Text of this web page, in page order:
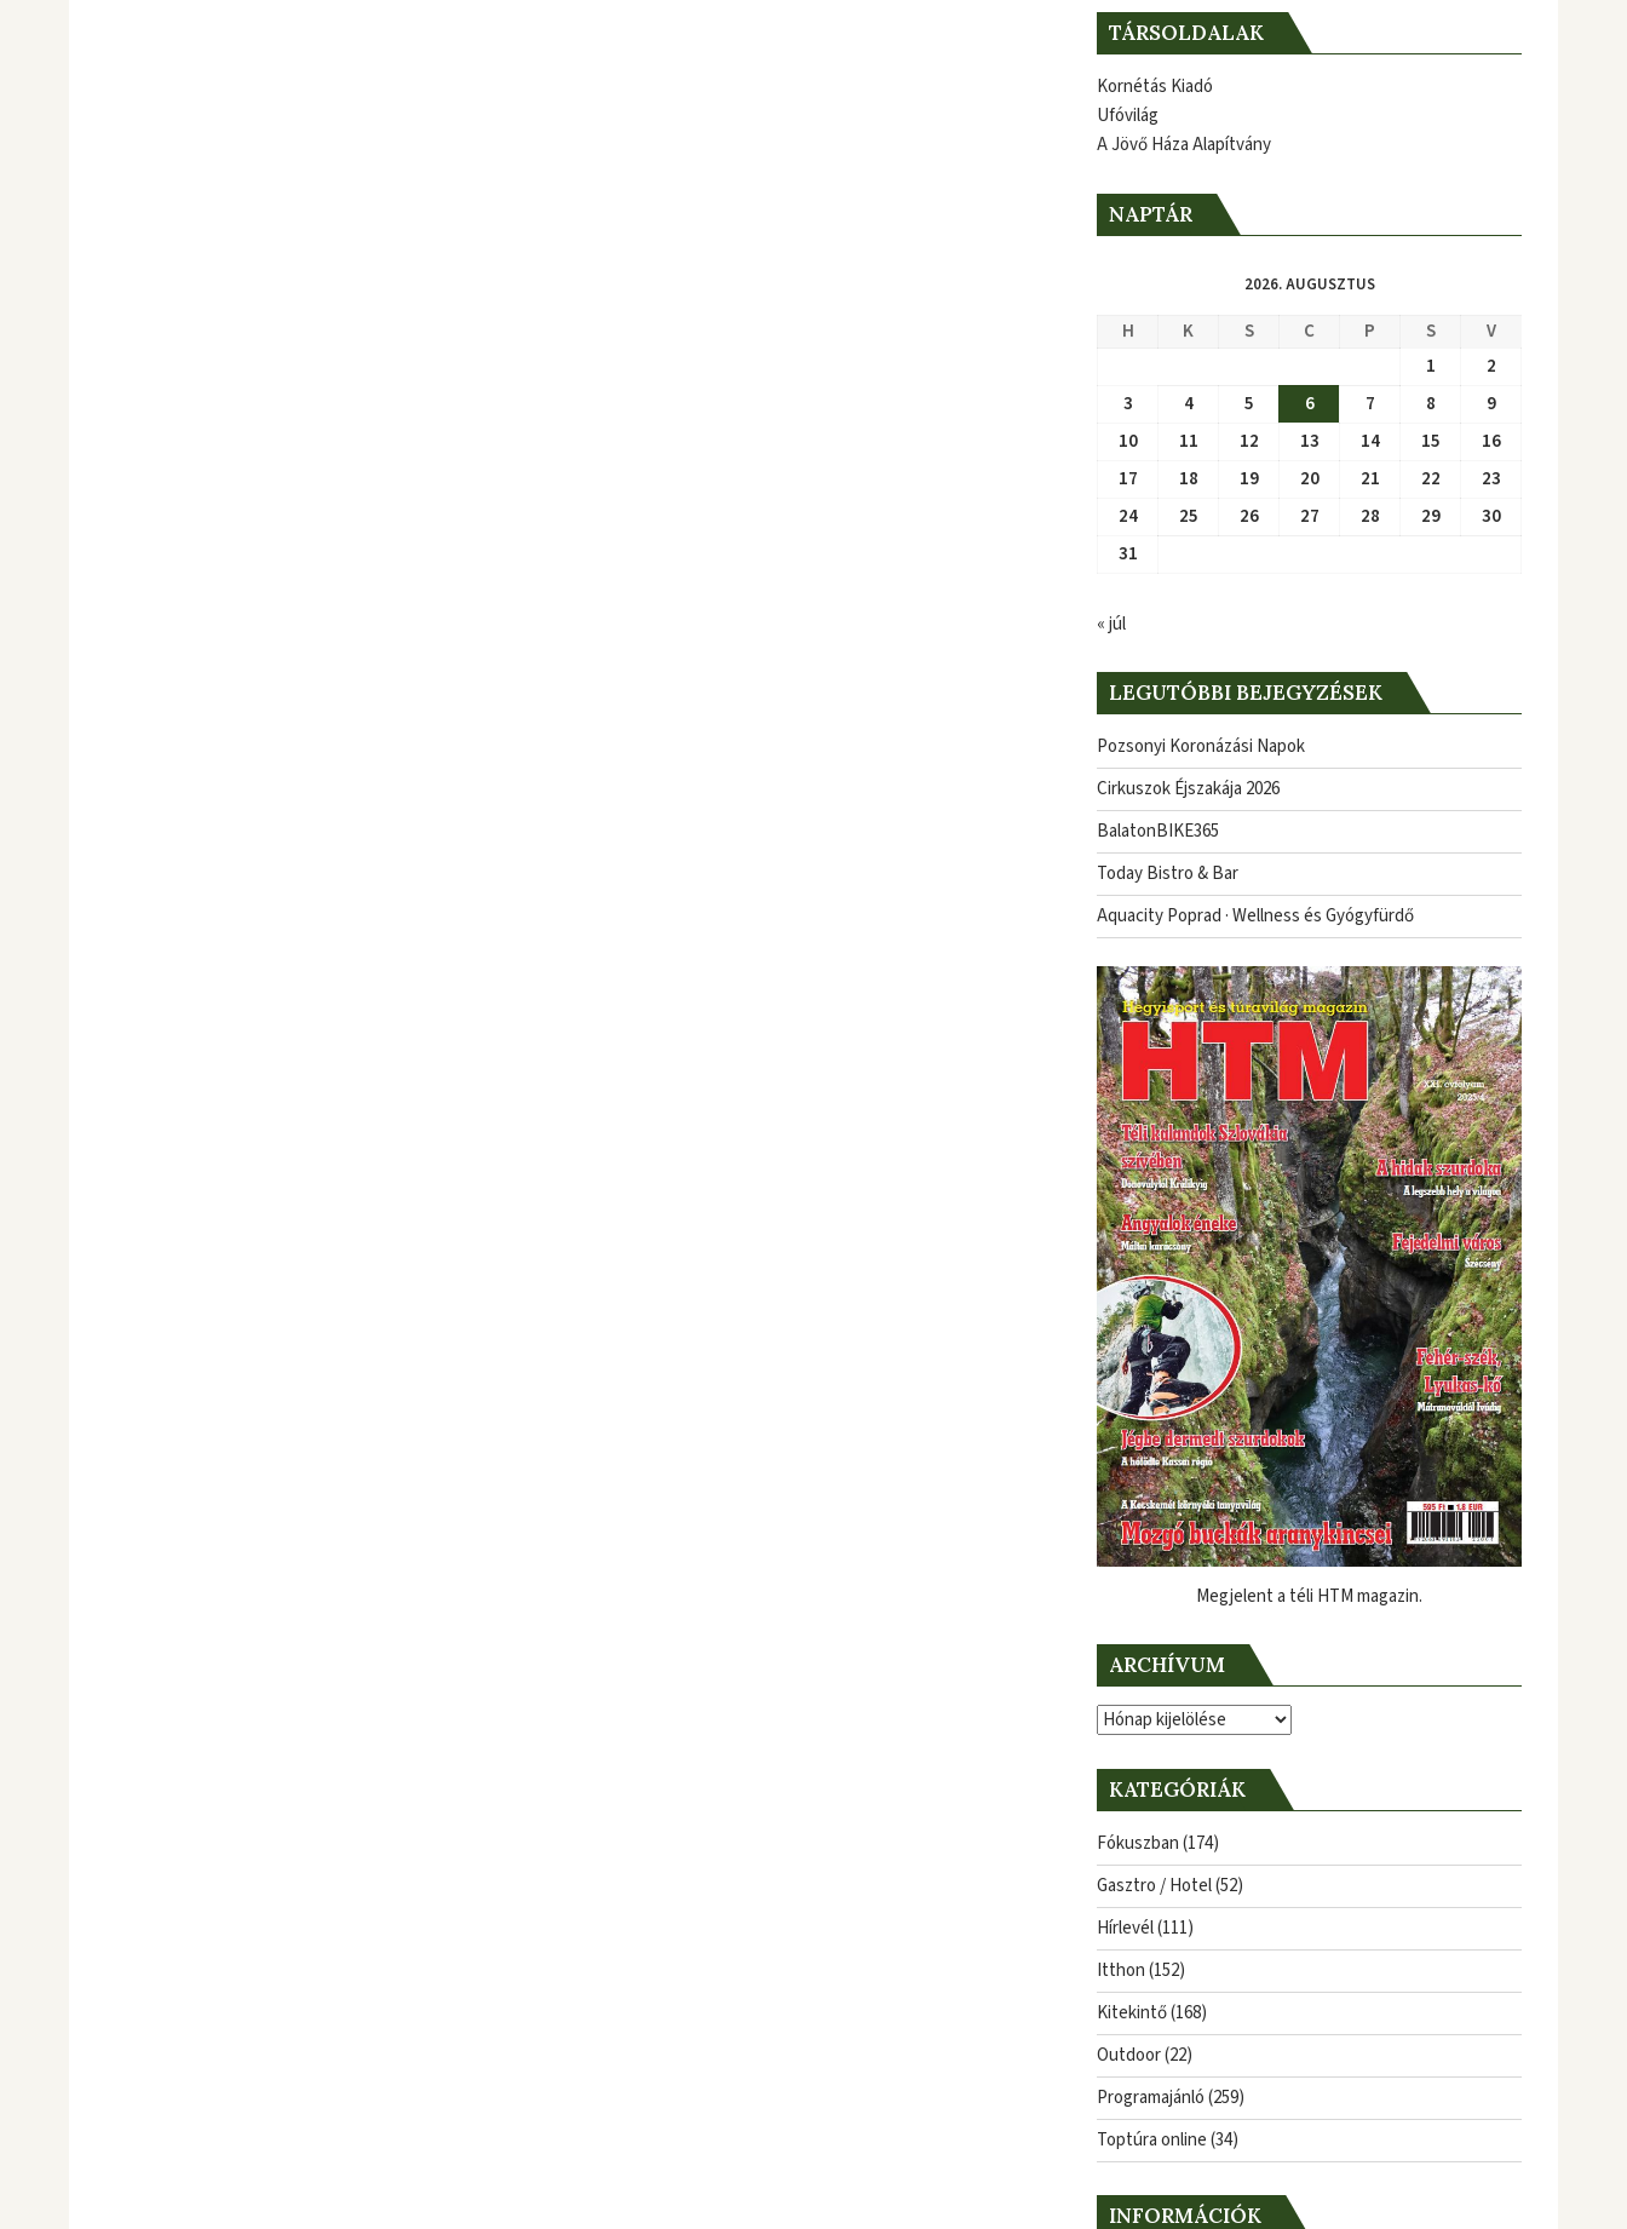
TÁRSOLDALAK
Kornétás Kiadó
Ufóvilág
A Jövő Háza Alapítvány
NAPTÁR
2026. AUGUSZTUS
H K S C P S
V
1
2
3
4 5 6 7 8
9
10
11 12 13 14 15
16
17
18 19 20 21 22
23
24
25 26 27 28 29
30
31
« júl
LEGUTÓBBI BEJEGYZÉSEK
Pozsonyi Koronázási Napok
Cirkuszok Éjszakája 2026
BalatonBIKE365
Today Bistro & Bar
Aquacity Poprad · Wellness és Gyógyfürdő
Megjelent a téli HTM magazin.
ARCHÍVUM
Archívum
KATEGÓRIÁK
Fókuszban(174)
Gasztro / Hotel(52)
Hírlevél(111)
Itthon(152)
Kitekintő(168)
Outdoor(22)
Programajánló(259)
Toptúra online(34)
INFORMÁCIÓK